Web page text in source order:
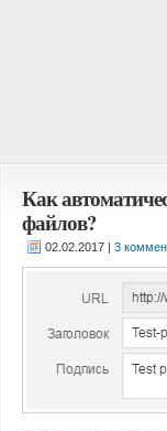
Как
файлов?
| 3